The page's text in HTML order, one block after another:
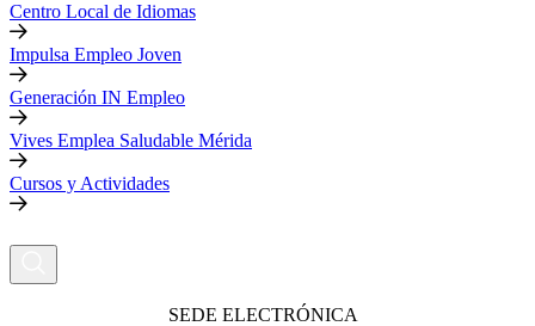
Centro Local de Idiomas
Impulsa Empleo Joven
Generación IN Empleo
Vives Emplea Saludable Mérida
Cursos y Actividades
SEDE ELECTRÓNICA